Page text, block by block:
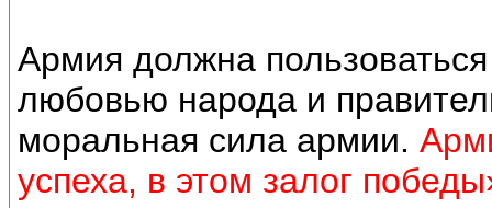
Армия должна
любовью народа и
моральная сила армии.
успеха, в этом залог